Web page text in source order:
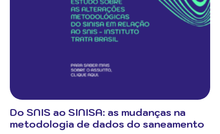
Do SNIS ao SINISA: as mudanças na
metodologia de dados do saneamento